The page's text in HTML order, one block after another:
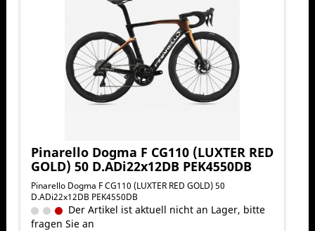
Pinarello Dogma F CG110 (LUXTER RED
GOLD) 50 D.ADi22x12DB PEK4550DB
Pinarello Dogma F CG110 (LUXTER RED GOLD) 50
D.ADi22x12DB PEK4550DB
Der Artikel ist aktuell nicht an Lager, bitte
fragen Sie an